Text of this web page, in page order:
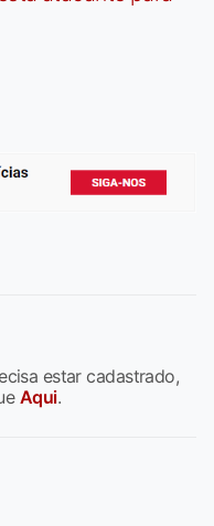
estar cadastrado,
Aqui.